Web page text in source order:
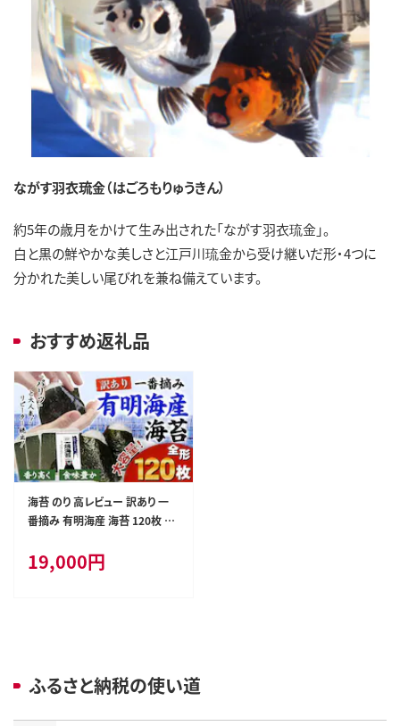
ながす羽衣琉金（はごろもりゅうきん）
約5年の歳月をかけて生み出された「ながす羽衣琉金」。
白と黒の鮮やかな美しさと江戸川琉金から受け継いだ形・4つに
分かれた美しい尾びれを兼ね備えています。
おすすめ返礼品
海苔 のり 高レビュー 訳あり 一
番摘み 有明海産 海苔 120枚 全
ン 《45日以内に出荷予定(土日
祝除く)》長洲町---fn_nw1nor0
19,000円
ふるさと納税の使い道